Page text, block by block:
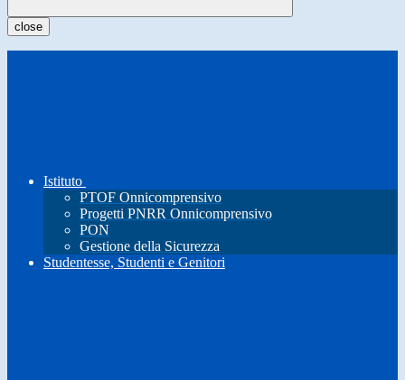
close
Istituto
PTOF Onnicomprensivo
Progetti PNRR Onnicomprensivo
PON
Gestione della Sicurezza
Studentesse, Studenti e Genitori